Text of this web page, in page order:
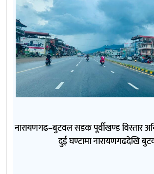
नारायणगढ–बुटवल सडक पूर्वीखण्ड विस्तार
दुई घण्टामा नारायणगढदेखि